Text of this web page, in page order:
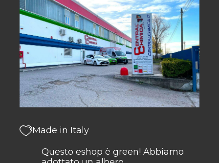
Made in Italy
Questo eshop è green! Abbiamo